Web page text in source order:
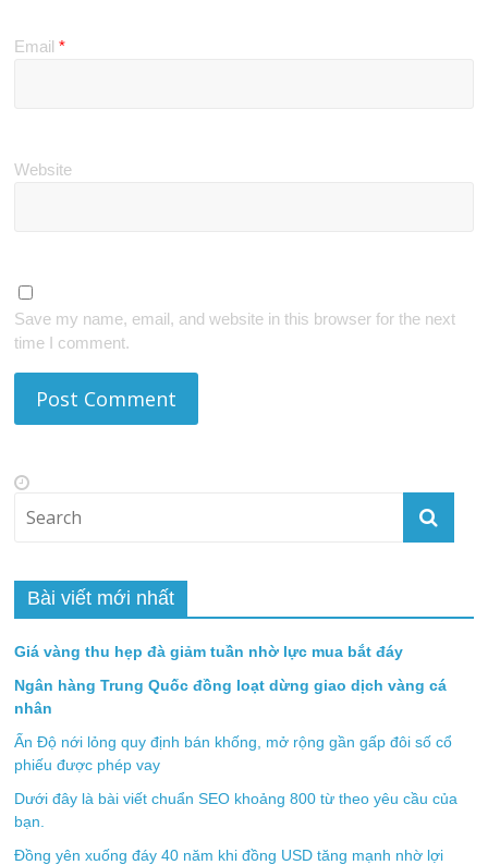
Email*
Website
Save my name, email, and website in this browser for the next
time I comment.
Bài viết mới nhất
Giá vàng thu hẹp đà giảm tuần nhờ lực mua bắt đáy
Ngân hàng Trung Quốc đồng loạt dừng giao dịch vàng cá
nhân
Ấn Độ nới lỏng quy định bán khống, mở rộng gần gấp đôi số cổ
phiếu được phép vay
Dưới đây là bài viết chuẩn SEO khoảng 800 từ theo yêu cầu của
bạn.
Đồng yên xuống đáy 40 năm khi đồng USD tăng mạnh nhờ lợi